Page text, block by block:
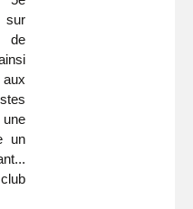
sur
de
aux
un